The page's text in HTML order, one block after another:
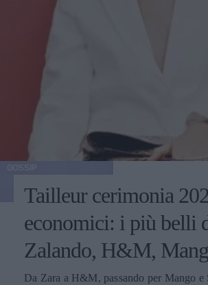
Tailleur cerimonia
economici: i più belli
Zalando, H&M,
Da Zara a H&M, passando per Mango e